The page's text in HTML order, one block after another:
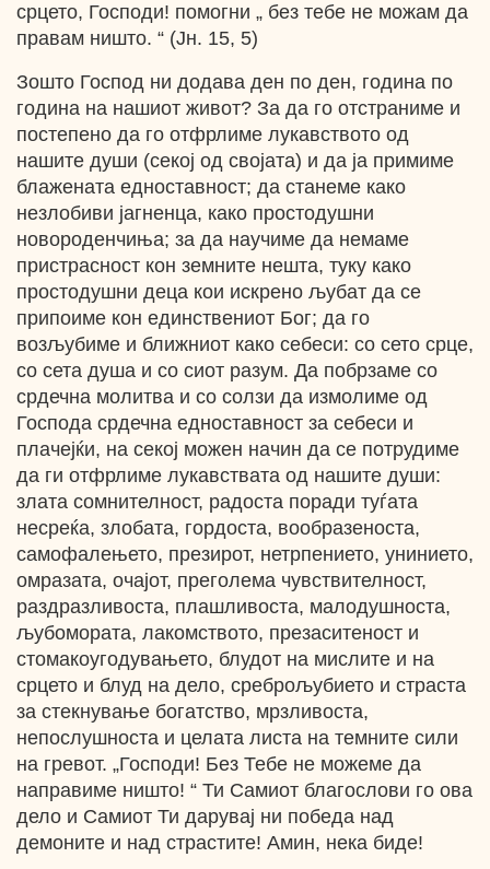
срцето, Господи! помогни „ без тебе не можам да
правам ништо. “ (Јн. 15, 5)
Зошто Господ ни додава ден по ден, година по
година на нашиот живот? За да го отстраниме и
постепено да го отфрлиме лукавството од
нашите души (секој од својата) и да ја примиме
блажената едноставност; да станеме како
незлобиви јагненца, како простодушни
новороденчиња; за да научиме да немаме
пристрасност кон земните нешта, туку како
простодушни деца кои искрено љубат да се
припоиме кон единствениот Бог; да го
возљубиме и ближниот како себеси: со сето срце,
со сета душа и со сиот разум. Да побрзаме со
срдечна молитва и со солзи да измолиме од
Господа срдечна едноставност за себеси и
плачејќи, на секој можен начин да се потрудиме
да ги отфрлиме лукавствата од нашите души:
злата сомнителност, радоста поради туѓата
несреќа, злобата, гордоста, вообразеноста,
самофалењето, презирот, нетрпението, унинието,
омразата, очајот, преголема чувствителност,
раздразливоста, плашливоста, малодушноста,
љубомората, лакомството, презаситеност и
стомакоугодувањето, блудот на мислите и на
срцето и блуд на дело, среброљубието и страста
за стекнување богатство, мрзливоста,
непослушноста и целата листа на темните сили
на гревот. „Господи! Без Тебе не можеме да
направиме ништо! “ Ти Самиот благослови го ова
дело и Самиот Ти дарувај ни победа над
демоните и над страстите! Амин, нека биде!